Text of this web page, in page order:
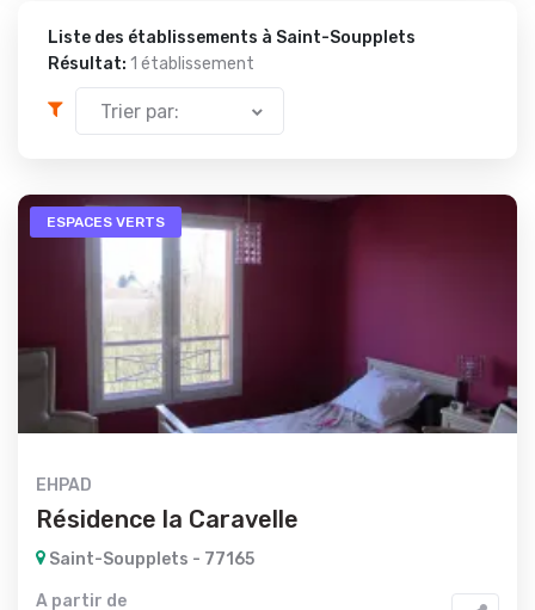
Liste des établissements à Saint-Soupplets
Résultat: 1 établissement
Trier par:
ESPACES VERTS
EHPAD
Résidence la Caravelle
Saint-Soupplets - 77165
A partir de